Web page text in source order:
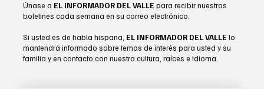
Únase a EL INFORMADOR DEL VALLE para recibir nuestros
boletines cada semana en su correo electrónico.
Si usted es de habla hispana, EL INFORMADOR DEL VALLE lo
mantendrá informado sobre temas de interés para usted y su
familia y en contacto con nuestra cultura, raíces e idioma.